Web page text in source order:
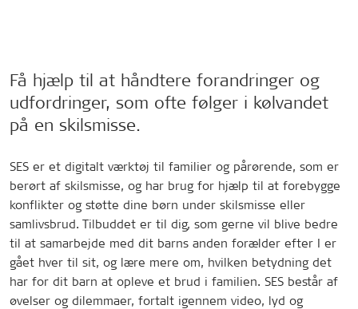
Få hjælp til at håndtere forandringer og
udfordringer, som ofte følger i kølvandet
på en skilsmisse.
SES er et digitalt værktøj til familier og pårørende, som er
berørt af skilsmisse, og har brug for hjælp til at forebygge
konflikter og støtte dine børn under skilsmisse eller
samlivsbrud. Tilbuddet er til dig, som gerne vil blive bedre
til at samarbejde med dit barns anden forælder efter I er
gået hver til sit, og lære mere om, hvilken betydning det
har for dit barn at opleve et brud i familien. SES består af
øvelser og dilemmaer, fortalt igennem video, lyd og